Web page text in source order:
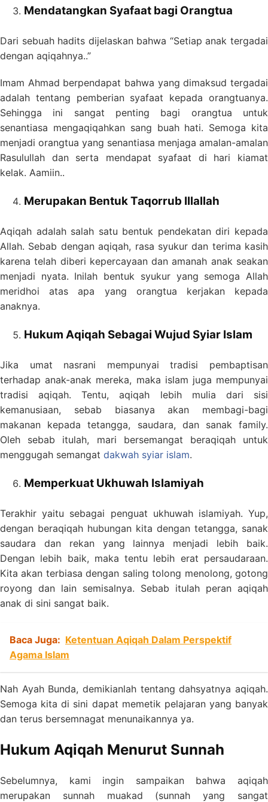
Mendatangkan Syafaat bagi Orangtua
Dari sebuah hadits dijelaskan bahwa “Setiap anak tergadai
dengan aqiqahnya..”
Imam Ahmad berpendapat bahwa yang dimaksud tergadai
adalah tentang pemberian syafaat kepada orangtuanya.
Sehingga ini sangat penting bagi orangtua untuk
senantiasa mengaqiqahkan sang buah hati. Semoga kita
menjadi orangtua yang senantiasa menjaga amalan-amalan
Rasulullah dan serta mendapat syafaat di hari kiamat
kelak. Aamiin..
Merupakan Bentuk Taqorrub Illallah
Aqiqah adalah salah satu bentuk pendekatan diri kepada
Allah. Sebab dengan aqiqah, rasa syukur dan terima kasih
karena telah diberi kepercayaan dan amanah anak seakan
menjadi nyata. Inilah bentuk syukur yang semoga Allah
meridhoi atas apa yang orangtua kerjakan kepada
anaknya.
Hukum Aqiqah Sebagai Wujud Syiar Islam
Jika umat nasrani mempunyai tradisi pembaptisan
terhadap anak-anak mereka, maka islam juga mempunyai
tradisi aqiqah. Tentu, aqiqah lebih mulia dari sisi
kemanusiaan, sebab biasanya akan membagi-bagi
makanan kepada tetangga, saudara, dan sanak family.
Oleh sebab itulah, mari bersemangat beraqiqah untuk
menggugah semangat dakwah syiar islam.
Memperkuat Ukhuwah Islamiyah
Terakhir yaitu sebagai penguat ukhuwah islamiyah. Yup,
dengan beraqiqah hubungan kita dengan tetangga, sanak
saudara dan rekan yang lainnya menjadi lebih baik.
Dengan lebih baik, maka tentu lebih erat persaudaraan.
Kita akan terbiasa dengan saling tolong menolong, gotong
royong dan lain semisalnya. Sebab itulah peran aqiqah
anak di sini sangat baik.
Baca Juga: Ketentuan Aqiqah Dalam Perspektif
Agama Islam
Nah Ayah Bunda, demikianlah tentang dahsyatnya aqiqah.
Semoga kita di sini dapat memetik pelajaran yang banyak
dan terus bersemnagat menunaikannya ya.
Hukum Aqiqah Menurut Sunnah
Sebelumnya, kami ingin sampaikan bahwa aqiqah
merupakan sunnah muakad (sunnah yang sangat